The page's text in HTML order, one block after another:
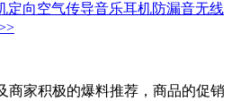
向空气传导音乐耳机防漏音无线
商家积极的爆料推荐，商品的促销